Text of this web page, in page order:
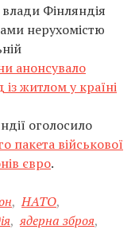
влади Фінляндія
нерухомістю
анонсувало
житлом у країні
оголосило
пакета військової
євро.
, НАТО,
, ядерна зброя,